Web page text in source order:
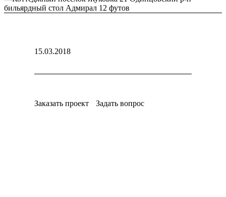
бильярдный стол Адмирал 12 футов
15.03.2018
Заказать проект Задать вопрос